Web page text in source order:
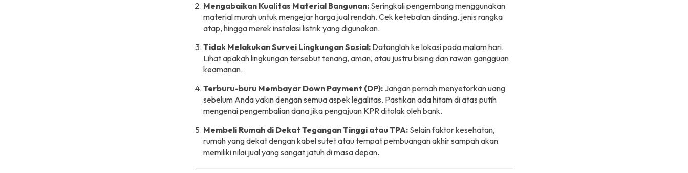
Mengabaikan Kualitas Material Bangunan: Seringkali pengembang menggunakan
material murah untuk mengejar harga jual rendah. Cek ketebalan dinding, jenis rangka
atap, hingga merek instalasi listrik yang digunakan.
Tidak Melakukan Survei Lingkungan Sosial: Datanglah ke lokasi pada malam hari.
Lihat apakah lingkungan tersebut tenang, aman, atau justru bising dan rawan gangguan
keamanan.
Terburu-buru Membayar Down Payment (DP): Jangan pernah menyetorkan uang
sebelum Anda yakin dengan semua aspek legalitas. Pastikan ada hitam di atas putih
mengenai pengembalian dana jika pengajuan KPR ditolak oleh bank.
Membeli Rumah di Dekat Tegangan Tinggi atau TPA: Selain faktor kesehatan,
rumah yang dekat dengan kabel sutet atau tempat pembuangan akhir sampah akan
memiliki nilai jual yang sangat jatuh di masa depan.